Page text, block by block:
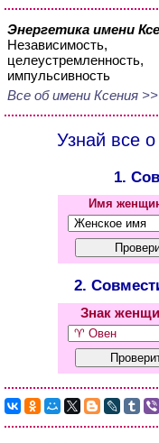
Энергетика имени
Независимость,
целеустремленность,
импульсивность
Все об имени Ксения >>
Узнай все
1.
Имя
2.
Знак